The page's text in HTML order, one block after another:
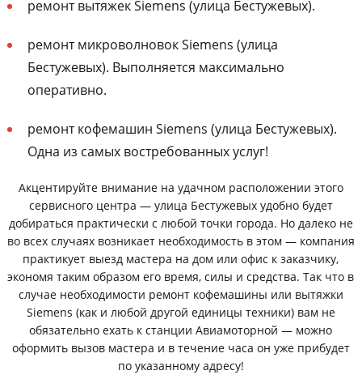
ремонт вытяжек Siemens (улица Бестужевых).
ремонт микроволновок Siemens (улица
Бестужевых). Выполняется максимально
оперативно.
ремонт кофемашин Siemens (улица Бестужевых).
Одна из самых востребованных услуг!
Акцентируйте внимание на удачном расположении этого
сервисного центра — улица Бестужевых удобно будет
добираться практически с любой точки города. Но далеко не
во всех случаях возникает необходимость в этом — компания
практикует выезд мастера на дом или офис к заказчику,
экономя таким образом его время, силы и средства. Так что в
случае необходимости ремонт кофемашины или вытяжки
Siemens (как и любой другой единицы техники) вам не
обязательно ехать к станции Авиамоторной — можно
оформить вызов мастера и в течение часа он уже прибудет
по указанному адресу!